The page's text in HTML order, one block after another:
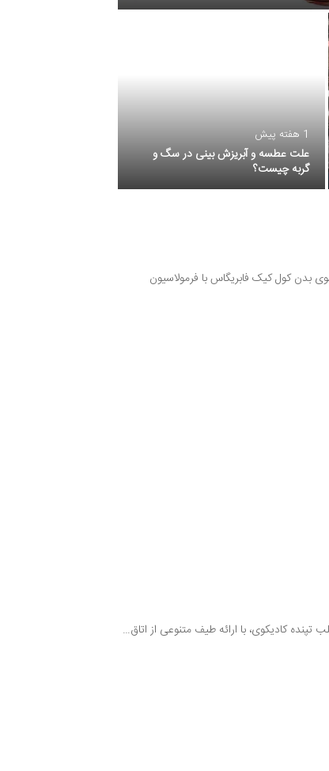
1 هفته پیش
علت عطسه و آبریزش بینی در سگ و
گربه چیست؟
کول کیک فابریگاس با فرمولاسیون
تپنده کادیکوی، با ارائه طیف متنوعی از اتاق…